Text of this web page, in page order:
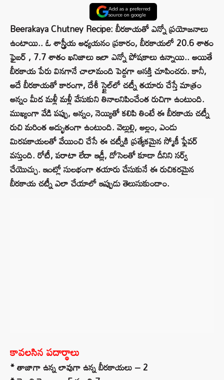
Add as a preferred
source on google
Beerakaya Chutney Recipe: బీరకాయతో ఎన్నో ప్రయోజనాలు
ఉంటాయి.. ఓ శాస్త్రీయ అధ్యయనం ప్రకారం, బీరకాయలో 20.6 శాతం
ఫైబర్ , 7.7 శాతం ఖనిజాలు ఇలా ఎన్నో పోషకాలు ఉన్నాయి.. అయితే
బీరకాయ పేరు వినగానే చాలామంది పెద్దగా ఆసక్తి చూపించరు. కానీ,
అదే బీరకాయతో కారంగా, దేశీ స్టైల్‌లో చట్నీ తయారు చేస్తే మాత్రం
అన్నం మీద మళ్లీ మళ్లీ వేసుకుని తినాలనిపించేంత రుచిగా ఉంటుంది.
ముఖ్యంగా వేడి పప్పు, అన్నం, నెయ్యితో కలిపి తింటే ఈ బీరకాయ చట్నీ
రుచి మరింత అద్భుతంగా ఉంటుంది. వెల్లుల్లి, అల్లం, ఎండు
మిరపకాయలతో వేయించి చేసే ఈ చట్నీకి ప్రత్యేకమైన స్మోకీ ఫ్లేవర్
వస్తుంది. రోటీ, పరాటా లేదా ఇడ్లీ, దోసెలతో కూడా దీనిని సర్వ్
చేయొచ్చు. ఇంట్లో సులభంగా తయారు చేసుకునే ఈ రుచికరమైన
బీరకాయ చట్నీ ఎలా చేయాలో ఇప్పుడు తెలుసుకుందాం.
కావలసిన పదార్థాలు
* తాజాగా ఉన్న లావుగా ఉన్న బీరకాయలు – 2